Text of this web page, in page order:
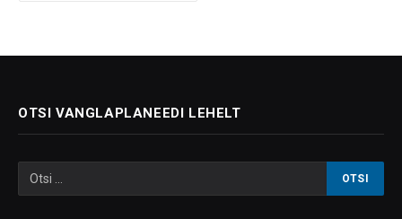
OTSI VANGLAPLANEEDI LEHELT